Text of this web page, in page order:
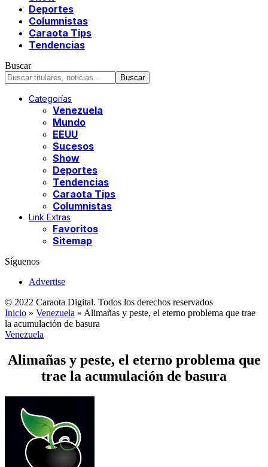
Deportes
Columnistas
Caraota Tips
Tendencias
Buscar
Categorías
Venezuela
Mundo
EEUU
Sucesos
Show
Deportes
Tendencias
Caraota Tips
Columnistas
Link Extras
Favoritos
Sitemap
Síguenos
Advertise
© 2022 Caraota Digital. Todos los derechos reservados
Inicio » Venezuela » Alimañas y peste, el eterno problema que trae
la acumulación de basura
Venezuela
Alimañas y peste, el eterno problema que
trae la acumulación de basura